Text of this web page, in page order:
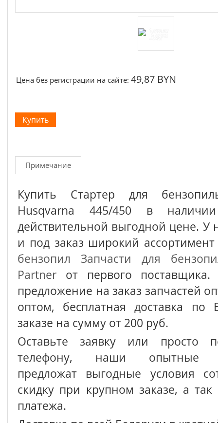
Цена без регистрации на сайте: 49,87 BYN
Примечание
Купить Стартер для
Husqvarna 445/450 в
действительной выгодной цене. У
и под заказ широкий
бензопил
Запчасти для
Partner от первого поставщика.
предложение на заказ запчастей
оптом, бесплатная доставка по
заказе на сумму от 200 руб.
Оставьте заявку или просто
телефону, наши опытные
предложат выгодные условия
скидку при крупном заказе, а так
платежа.